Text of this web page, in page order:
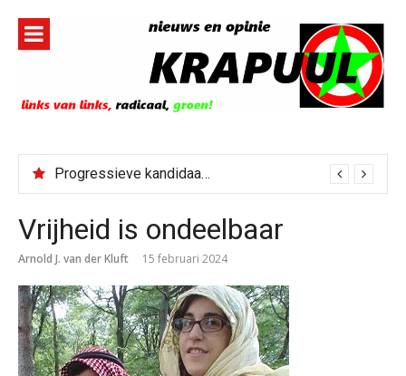
inhoud
Progressieve kandidaat El-Sayed senaatskandidaat Michigan
Vrijheid is ondeelbaar
Arnold J. van der Kluft 15 februari 2024